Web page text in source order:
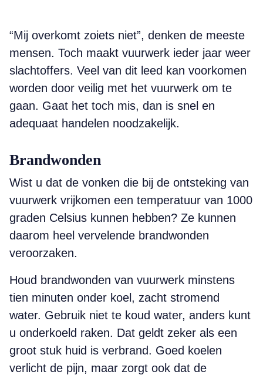
“Mij overkomt zoiets niet”, denken de meeste
mensen. Toch maakt vuurwerk ieder jaar weer
slachtoffers. Veel van dit leed kan voorkomen
worden door veilig met het vuurwerk om te
gaan. Gaat het toch mis, dan is snel en
adequaat handelen noodzakelijk.
Brandwonden
Wist u dat de vonken die bij de ontsteking van
vuurwerk vrijkomen een temperatuur van 1000
graden Celsius kunnen hebben? Ze kunnen
daarom heel vervelende brandwonden
veroorzaken.
Houd brandwonden van vuurwerk minstens
tien minuten onder koel, zacht stromend
water. Gebruik niet te koud water, anders kunt
u onderkoeld raken. Dat geldt zeker als een
groot stuk huid is verbrand. Goed koelen
verlicht de pijn, maar zorgt ook dat de